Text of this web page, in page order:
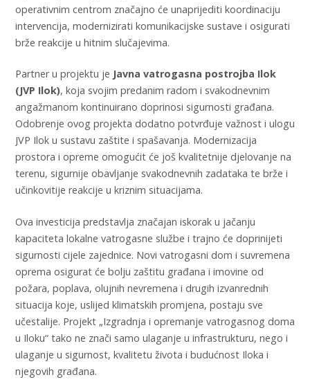
operativnim centrom značajno će unaprijediti koordinaciju
intervencija, modernizirati komunikacijske sustave i osigurati
brže reakcije u hitnim slučajevima.
Partner u projektu je Javna vatrogasna postrojba Ilok
(JVP Ilok), koja svojim predanim radom i svakodnevnim
angažmanom kontinuirano doprinosi sigurnosti građana.
Odobrenje ovog projekta dodatno potvrđuje važnost i ulogu
JVP Ilok u sustavu zaštite i spašavanja. Modernizacija
prostora i opreme omogućit će još kvalitetnije djelovanje na
terenu, sigurnije obavljanje svakodnevnih zadataka te brže i
učinkovitije reakcije u kriznim situacijama.
Ova investicija predstavlja značajan iskorak u jačanju
kapaciteta lokalne vatrogasne službe i trajno će doprinijeti
sigurnosti cijele zajednice. Novi vatrogasni dom i suvremena
oprema osigurat će bolju zaštitu građana i imovine od
požara, poplava, olujnih nevremena i drugih izvanrednih
situacija koje, uslijed klimatskih promjena, postaju sve
učestalije. Projekt „Izgradnja i opremanje vatrogasnog doma
u Iloku“ tako ne znači samo ulaganje u infrastrukturu, nego i
ulaganje u sigurnost, kvalitetu života i budućnost Iloka i
njegovih građana.